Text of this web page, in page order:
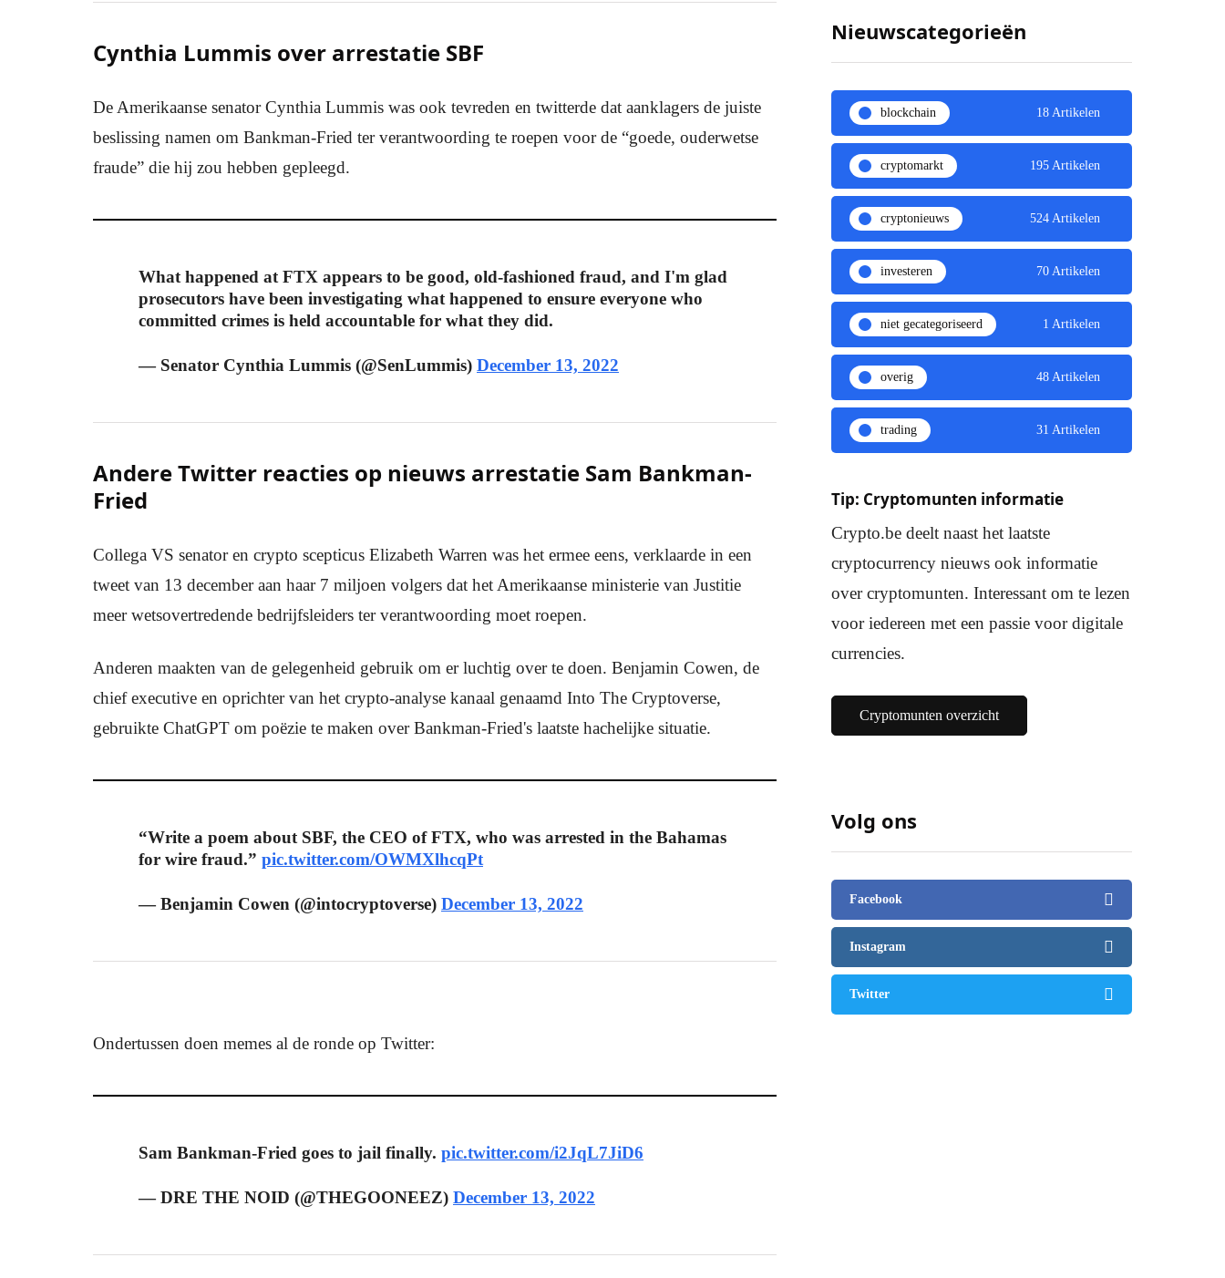
Cynthia Lummis over arrestatie SBF
De Amerikaanse senator Cynthia Lummis was ook tevreden en twitterde dat aanklagers de juiste
beslissing namen om Bankman-Fried ter verantwoording te roepen voor de “goede, ouderwetse
fraude” die hij zou hebben gepleegd.
What happened at FTX appears to be good, old-fashioned fraud, and I'm glad
prosecutors have been investigating what happened to ensure everyone who
committed crimes is held accountable for what they did.
— Senator Cynthia Lummis (@SenLummis) December 13, 2022
Andere Twitter reacties op nieuws arrestatie Sam Bankman-
Fried
Collega VS senator en crypto scepticus Elizabeth Warren was het ermee eens, verklaarde in een
tweet van 13 december aan haar 7 miljoen volgers dat het Amerikaanse ministerie van Justitie
meer wetsovertredende bedrijfsleiders ter verantwoording moet roepen.
Anderen maakten van de gelegenheid gebruik om er luchtig over te doen. Benjamin Cowen, de
chief executive en oprichter van het crypto-analyse kanaal genaamd Into The Cryptoverse,
gebruikte ChatGPT om poëzie te maken over Bankman-Fried's laatste hachelijke situatie.
“Write a poem about SBF, the CEO of FTX, who was arrested in the Bahamas
for wire fraud.” pic.twitter.com/OWMXlhcqPt
— Benjamin Cowen (@intocryptoverse) December 13, 2022
Ondertussen doen memes al de ronde op Twitter:
Sam Bankman-Fried goes to jail finally. pic.twitter.com/i2JqL7JiD6
— DRE THE NOID (@THEGOONEEZ) December 13, 2022
Nieuwscategorieën
blockchain 18 Artikelen
cryptomarkt 195 Artikelen
cryptonieuws 524 Artikelen
investeren 70 Artikelen
niet gecategoriseerd 1 Artikelen
overig 48 Artikelen
trading 31 Artikelen
Tip: Cryptomunten informatie
Crypto.be deelt naast het laatste
cryptocurrency nieuws ook informatie
over cryptomunten. Interessant om te lezen
voor iedereen met een passie voor digitale
currencies.
Cryptomunten overzicht
Volg ons
Facebook
Instagram
Twitter